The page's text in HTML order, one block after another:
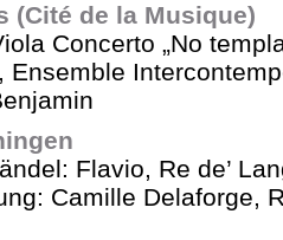
(Cité de la Musique)
Concerto „No
Ensemble
Flavio, Re de’
Camille Delaforge,